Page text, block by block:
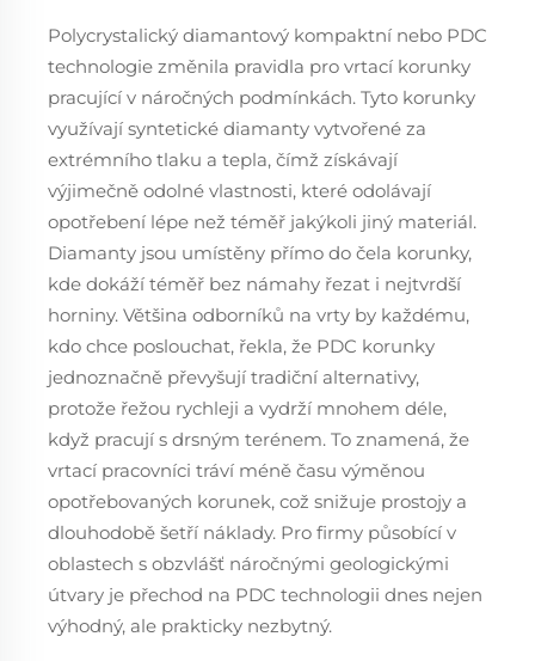
Polycrystalický diamantový kompaktní nebo PDC
technologie změnila pravidla pro vrtací korunky
pracující v náročných podmínkách. Tyto korunky
využívají syntetické diamanty vytvořené za
extrémního tlaku a tepla, čímž získávají
výjimečně odolné vlastnosti, které odolávají
opotřebení lépe než téměř jakýkoli jiný materiál.
Diamanty jsou umístěny přímo do čela korunky,
kde dokáží téměř bez námahy řezat i nejtvrdší
horniny. Většina odborníků na vrty by každému,
kdo chce poslouchat, řekla, že PDC korunky
jednoznačně převyšují tradiční alternativy,
protože řežou rychleji a vydrží mnohem déle,
když pracují s drsným terénem. To znamená, že
vrtací pracovníci tráví méně času výměnou
opotřebovaných korunek, což snižuje prostojy a
dlouhodobě šetří náklady. Pro firmy působící v
oblastech s obzvlášť náročnými geologickými
útvary je přechod na PDC technologii dnes nejen
výhodný, ale prakticky nezbytný.